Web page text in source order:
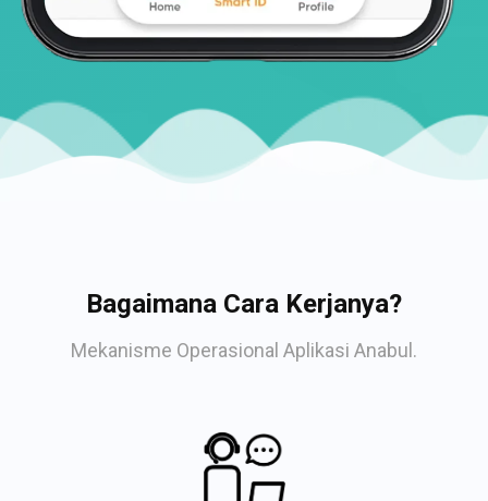
Bagaimana Cara Kerjanya?
Mekanisme Operasional Aplikasi Anabul.